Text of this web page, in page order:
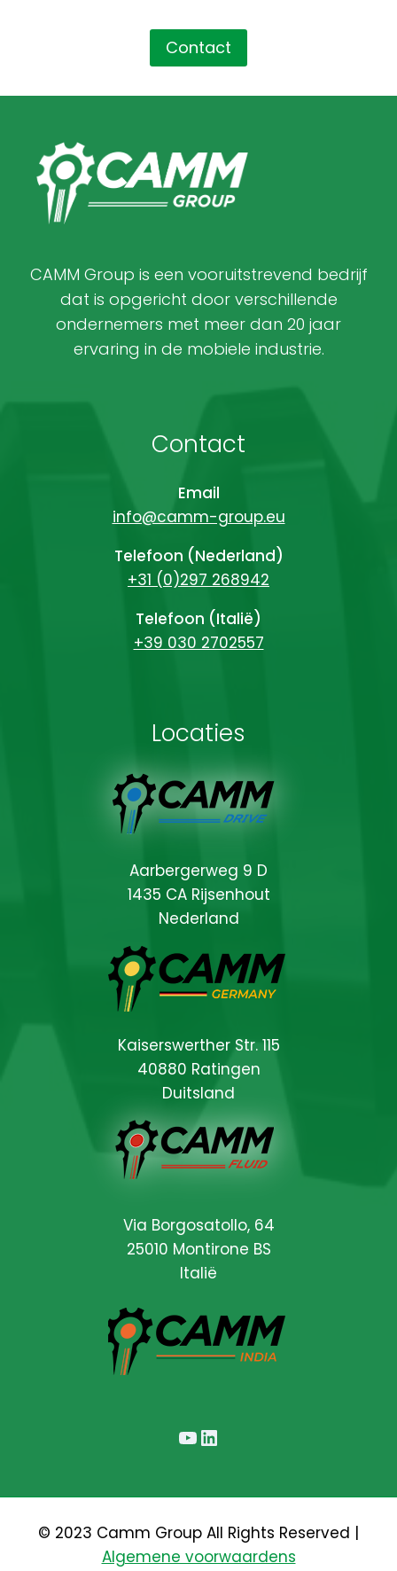
Contact
CAMM Group is een vooruitstrevend bedrijf
dat is opgericht door verschillende
ondernemers met meer dan 20 jaar
ervaring in de mobiele industrie.
Contact
Email
info@camm-group.eu
Telefoon (Nederland)
+31 (0)297 268942
Telefoon (Italië)
+39 030 2702557
Locaties
Aarbergerweg 9 D
1435 CA Rijsenhout
Nederland
Kaiserswerther Str. 115
40880 Ratingen
Duitsland
Via Borgosatollo, 64
25010 Montirone BS
Italië
YouTube
LinkedIn
© 2023 Camm Group All Rights Reserved |
Algemene voorwaardens